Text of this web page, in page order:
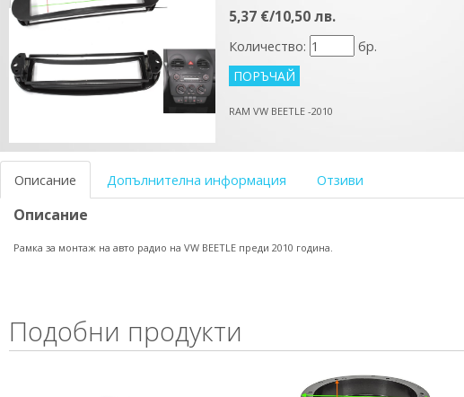
5,37 €/10,50 лв.
Количество: бр.
RAM VW BEETLE -2010
Описание Допълнителна информация Отзиви
Описание
Рамка за монтаж на авто радио на VW BEETLE преди 2010 година.
Подобни продукти